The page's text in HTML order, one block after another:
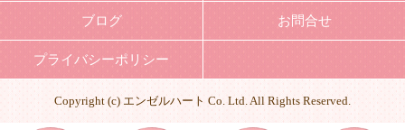
ブログ お問合せ
プライバシーポリシー
Copyright (c) エンゼルハート Co. Ltd. All Rights Reserved.